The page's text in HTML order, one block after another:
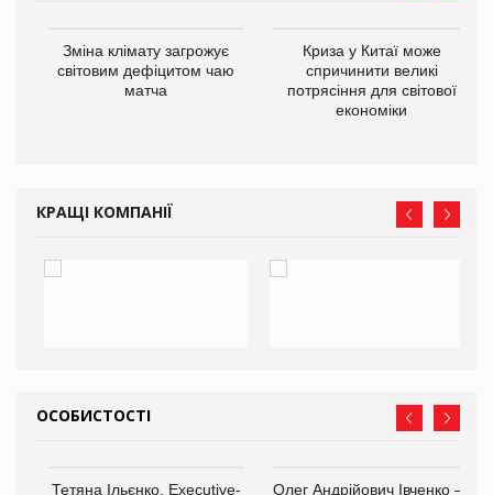
Зміна клімату загрожує
світовим дефіцитом чаю
матча
Криза у Китаї може
спричинити великі
потрясіння для світової
економіки
КРАЩІ КОМПАНІЇ
ОСОБИСТОСТІ
Тетяна Ільєнко, Executive-
Олег Андрійович Івченко —